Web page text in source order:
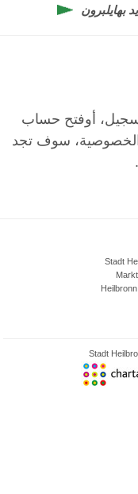
بهايلبرون
أوفتح حساب
سوف تجد
Stadt